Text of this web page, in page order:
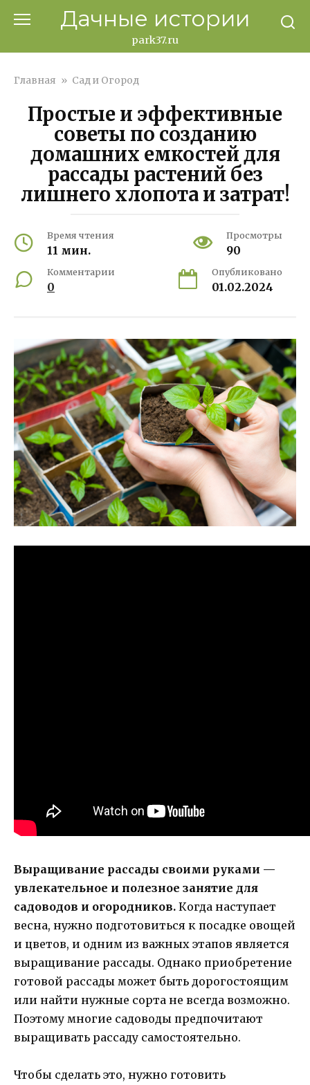
Дачные истории
park37.ru
Главная » Сад и Огород
Простые и эффективные
советы по созданию
домашних емкостей для
рассады растений без
лишнего хлопота и затрат!
Время чтения
11 мин.
Просмотры
90
Комментарии
0
Опубликовано
01.02.2024
Выращивание рассады своими руками —
увлекательное и полезное занятие для
садоводов и огородников. Когда наступает
весна, нужно подготовиться к посадке овощей
и цветов, и одним из важных этапов является
выращивание рассады. Однако приобретение
готовой рассады может быть дорогостоящим
или найти нужные сорта не всегда возможно.
Поэтому многие садоводы предпочитают
выращивать рассаду самостоятельно.
Чтобы сделать это, нужно готовить